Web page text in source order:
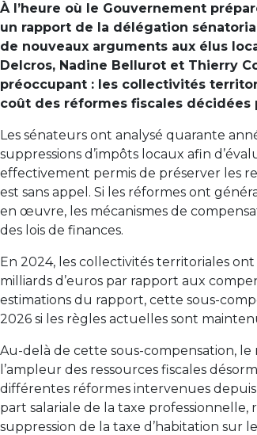
À l’heure où le Gouvernement
un rapport de la délégation
de nouveaux arguments aux élus
Delcros, Nadine Bellurot et Thierry
préoccupant : les collectivités
coût des réformes fiscales décidées
Les sénateurs ont analysé quarante
suppressions d’impôts locaux afin
effectivement permis de préserver les
est sans appel. Si les réformes ont
en œuvre, les mécanismes de
des lois de finances.
En 2024, les collectivités territoriales
milliards d’euros par rapport aux
estimations du rapport, cette sous-
2026 si les règles actuelles sont
Au-delà de cette sous-compensation,
l’ampleur des ressources fiscales
différentes réformes intervenues
part salariale de la taxe
suppression de la taxe d’habitation sur